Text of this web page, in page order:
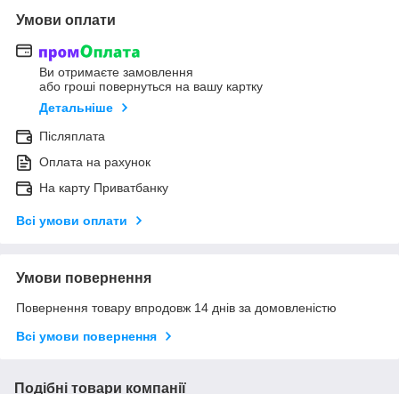
Умови оплати
Ви отримаєте замовлення
або гроші повернуться на вашу картку
Детальніше
Післяплата
Оплата на рахунок
На карту Приватбанку
Всі умови оплати
Умови повернення
Повернення товару впродовж 14 днів за домовленістю
Всі умови повернення
Подібні товари компанії